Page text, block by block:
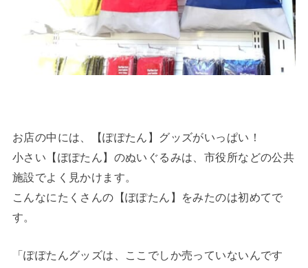
お店の中には、【ぽぽたん】グッズがいっぱい！
小さい【ぽぽたん】のぬいぐるみは、市役所などの公共
施設でよく見かけます。
こんなにたくさんの【ぽぽたん】をみたのは初めてで
す。
「ぽぽたんグッズは、ここでしか売っていないんです